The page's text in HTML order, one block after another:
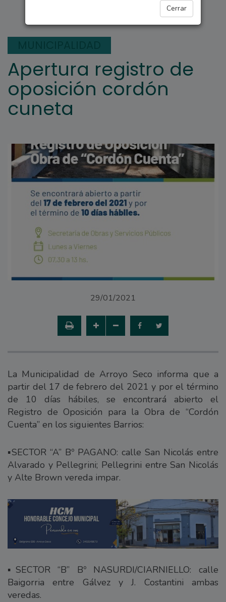
Cerrar
Apertura registro de
oposición cordón
cuneta
29/01/2021
La Municipalidad de Arroyo Seco informa que a
partir del 17 de febrero del 2021 y por el término
de 10 días hábiles, se encontrará abierto el
Registro de Oposición para la Obra de “Cordón
Cuenta” en los siguientes Barrios:
▪️SECTOR “A” Bº PAGANO: calle San Nicolás entre
Alvarado y Pellegrini; Pellegrini entre San Nicolás
y Alte Brown vereda impar.
▪️SECTOR “B” Bº NASURDI/CIARNIELLO: calle
Baigorria entre Gálvez y J. Costantini ambas
veredas.